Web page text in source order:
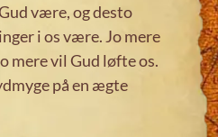
være, og desto
i os være. Jo mere
mere vil Gud løfte os.
på en ægte